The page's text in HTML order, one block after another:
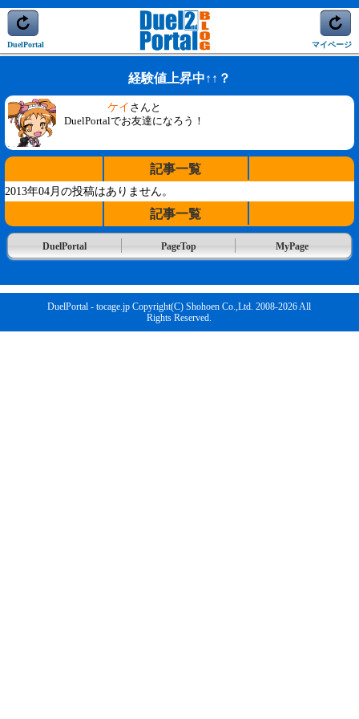
DuelPortal マイページ
経験値上昇中↑↑？
ケイ さんと
DuelPortalでお友達になろう！
記事一覧
2013年04月の投稿はありません。
記事一覧
DuelPortal PageTop MyPage
DuelPortal - tocage.jp Copyright(C) Shohoen Co.,Ltd. 2008-2026 All
Rights Reserved.